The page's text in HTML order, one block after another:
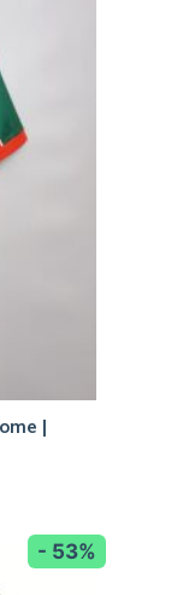
|
- 53%